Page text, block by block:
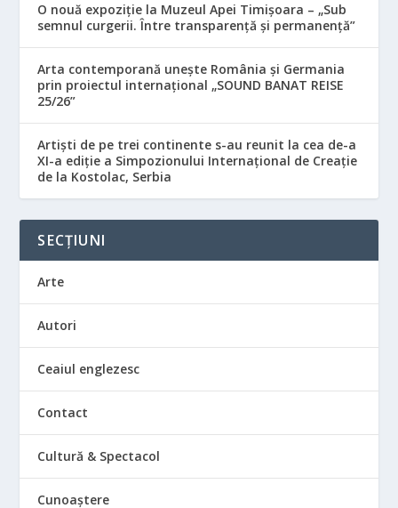
O nouă expoziție la Muzeul Apei Timișoara – „Sub
semnul curgerii. Între transparență și permanență”
Arta contemporană unește România și Germania
prin proiectul internațional „SOUND BANAT REISE
25/26”
Artiști de pe trei continente s-au reunit la cea de-a
XI-a ediție a Simpozionului Internațional de Creație
de la Kostolac, Serbia
SECȚIUNI
Arte
Autori
Ceaiul englezesc
Contact
Cultură & Spectacol
Cunoaștere